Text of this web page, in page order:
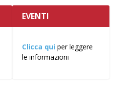
EVENTI
Clicca qui per leggere
le informazioni